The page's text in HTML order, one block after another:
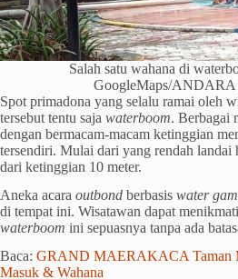
Salah satu wahana di
GoogleMaps/
Spot primadona yang selalu ramai oleh
tersebut tentu saja waterboom. Berbagai
dengan bermacam-macam ketinggian
tersendiri. Mulai dari yang rendah landai
dari ketinggian 10 meter.
Aneka acara outbond berbasis water
di tempat ini. Wisatawan dapat
waterboom ini sepuasnya tanpa ada
Baca: GRAND MAERAKACA Taman
Masuk & Wahana